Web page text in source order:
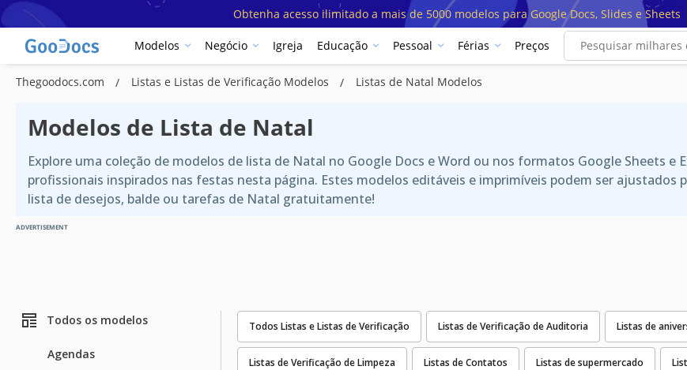
Obtenha acesso ilimitado a mais de 5000 modelos para Google Docs, Slides e Sheets
Modelos Negócio Igreja Educação Pessoal Férias Preços
Thegoodocs.com Listas e Listas de Verificação Modelos Listas de Natal Modelos
Modelos de Lista de Natal
Explore uma coleção de modelos de lista de Natal no Google Docs e Word ou nos formatos Google Sheets e
profissionais inspirados nas festas nesta página. Estes modelos editáveis e imprimíveis podem ser
lista de desejos, balde ou tarefas de Natal gratuitamente!
ADVERTISEMENT
Todos os modelos
Agendas
Todos Listas e Listas de Verificação Listas de Verificação de Auditoria Listas de
Listas de Verificação de Limpeza Listas de Contatos Listas de supermercado